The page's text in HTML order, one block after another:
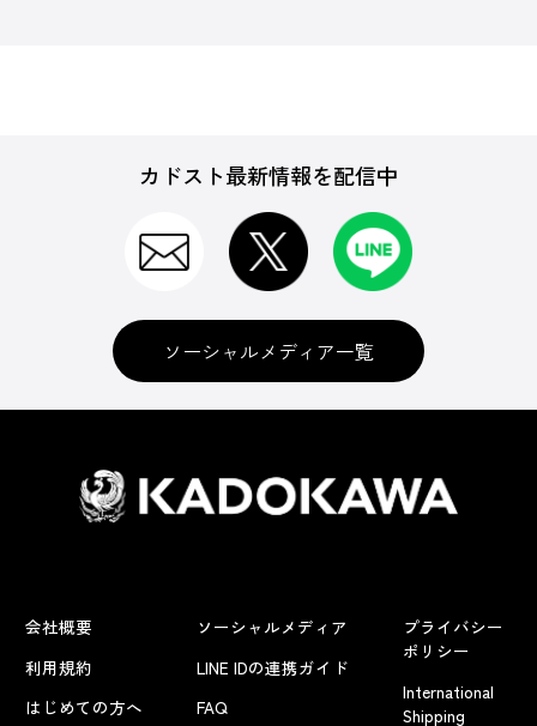
カドスト最新情報を配信中
ソーシャルメディア一覧
会社概要
利用規約
はじめての方へ
ソーシャルメディア
LINE IDの連携ガイド
FAQ
プライバシー
ポリシー
International
Shipping